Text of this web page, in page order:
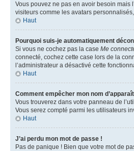
Vous pouvez ne pas en avoir besoin mais
visiteurs comme les avatars
Haut
Pourquoi suis-je automatiquement
Si vous ne cochez pas la case Me
connecté, cochez cette case lors de la
l’administrateur a désactivé cette
Haut
Comment empêcher mon nom
Vous trouverez dans votre panneau de
Vous serez compté parmi les utilisateurs
Haut
J’ai perdu mon mot de passe !
Pas de panique ! Bien que votre mot de